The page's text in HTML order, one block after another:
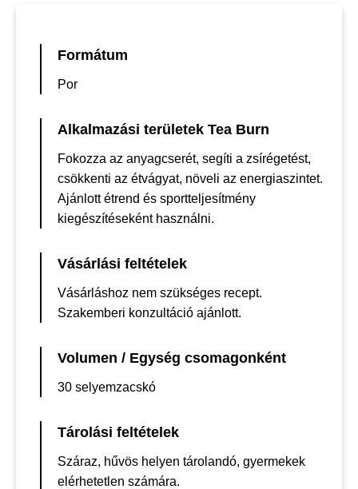
Formátum
Por
Alkalmazási területek Tea Burn
Fokozza az anyagcserét, segíti a zsírégetést,
csökkenti az étvágyat, növeli az energiaszintet.
Ajánlott étrend és sportteljesítmény
kiegészítéseként használni.
Vásárlási feltételek
Vásárláshoz nem szükséges recept.
Szakemberi konzultáció ajánlott.
Volumen / Egység csomagonként
30 selyemzacskó
Tárolási feltételek
Száraz, hűvös helyen tárolandó, gyermekek
elérhetetlen számára.